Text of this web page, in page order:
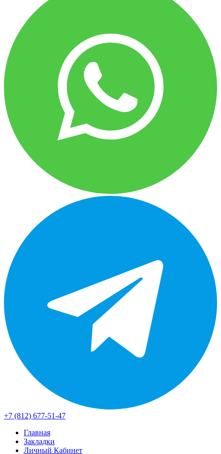
+7 (812) 677-51-47
Главная
Закладки
Личный Кабинет